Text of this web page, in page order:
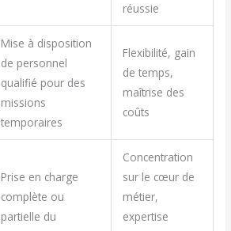
réussie
Mise à disposition
de personnel
qualifié pour des
missions
temporaires
Flexibilité, gain
de temps,
maîtrise des
coûts
Prise en charge
complète ou
partielle du
Concentration
sur le cœur de
métier,
expertise